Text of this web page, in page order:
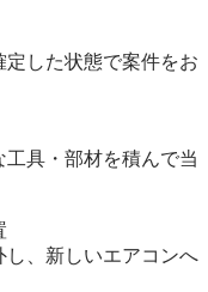
した状態で案件をお
具・部材を積んで当
し、新しいエアコンへ